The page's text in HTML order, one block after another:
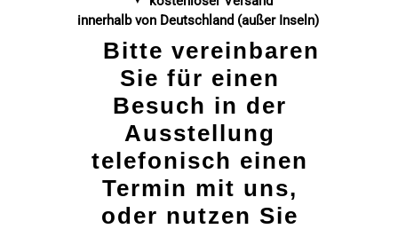
innerhalb von Deutschland (außer Inseln)
Bitte vereinbaren
Sie für einen
Besuch in der
Ausstellung
telefonisch einen
Termin mit uns,
oder nutzen Sie